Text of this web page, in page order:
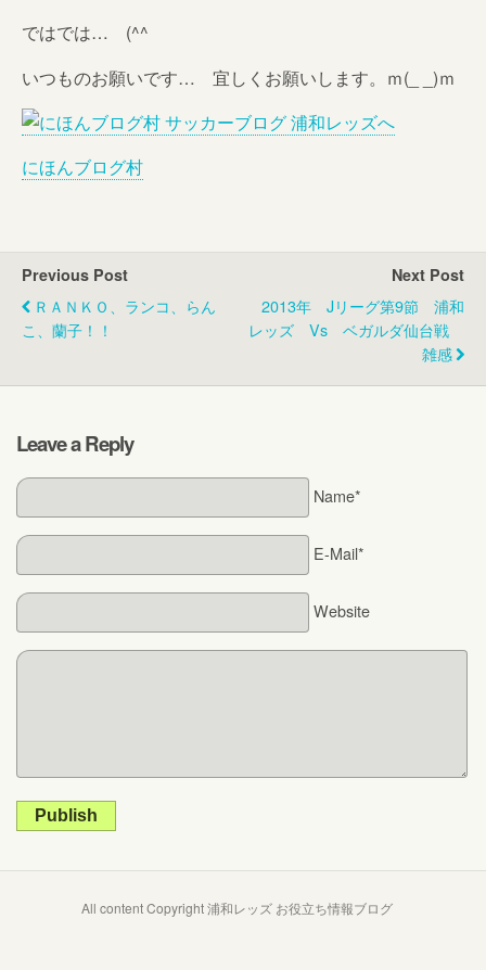
ではでは… (^^ゞ
いつものお願いです… 宜しくお願いします。ｍ(_ _)ｍ
にほんブログ村
Previous Post
ＲＡＮＫＯ、ランコ、らん
こ、蘭子！！
Next Post
2013年 Jリーグ第9節 浦和
レッズ Vs ベガルダ仙台戦
雑感
Leave a Reply
Name*
E-Mail*
Website
Publish
All content Copyright 浦和レッズ お役立ち情報ブログ